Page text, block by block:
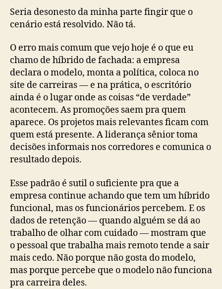
Seria desonesto da minha parte fingir que o
cenário está resolvido. Não tá.
O erro mais comum que vejo hoje é o que eu
chamo de híbrido de fachada: a empresa
declara o modelo, monta a política, coloca no
site de carreiras — e na prática, o escritório
ainda é o lugar onde as coisas “de verdade”
acontecem. As promoções saem pra quem
aparece. Os projetos mais relevantes ficam com
quem está presente. A liderança sênior toma
decisões informais nos corredores e comunica o
resultado depois.
Esse padrão é sutil o suficiente pra que a
empresa continue achando que tem um híbrido
funcional, mas os funcionários percebem. E os
dados de retenção — quando alguém se dá ao
trabalho de olhar com cuidado — mostram que
o pessoal que trabalha mais remoto tende a sair
mais cedo. Não porque não gosta do modelo,
mas porque percebe que o modelo não funciona
pra carreira deles.